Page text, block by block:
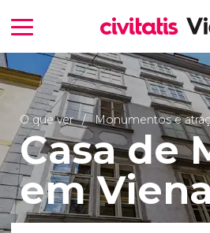
O que ver Monumentos e
Casa de
em